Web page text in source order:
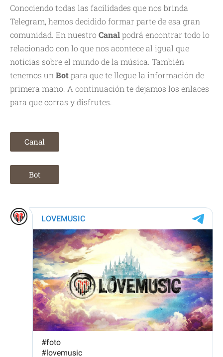
Conociendo todas las facilidades que nos brinda
Telegram, hemos decidido formar parte de esa gran
comunidad. En nuestroCanalpodrá encontrar todo lo
relacionado con lo que nos acontece al igual que
noticias sobre el mundo de la música. También
tenemos un Botpara que te llegue la información de
primera mano. A continuación te dejamos los enlaces
para que corras y disfrutes.
Canal
Bot